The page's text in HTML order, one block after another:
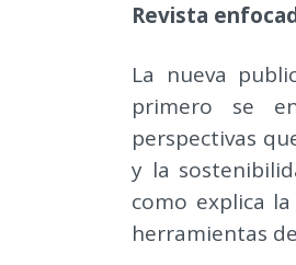
Revista
La nueva
primero se
perspectivas
y la
como explica
herramientas